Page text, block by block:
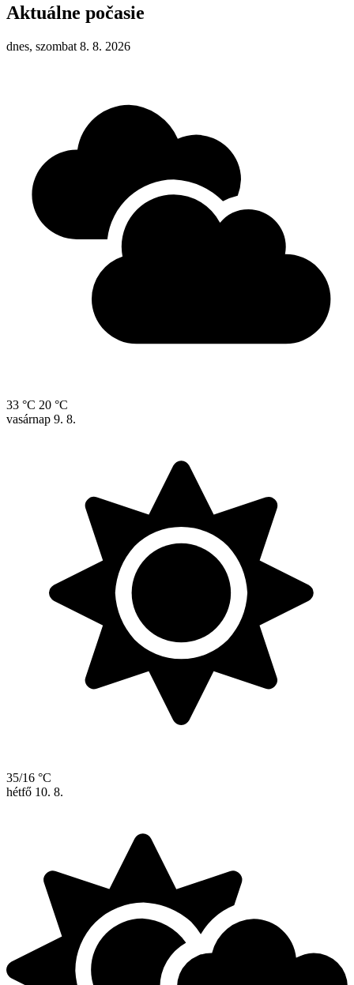
Aktuálne počasie
dnes, szombat 8. 8. 2026
33 °C 20 °C
vasárnap 9. 8.
35/16 °C
hétfő 10. 8.